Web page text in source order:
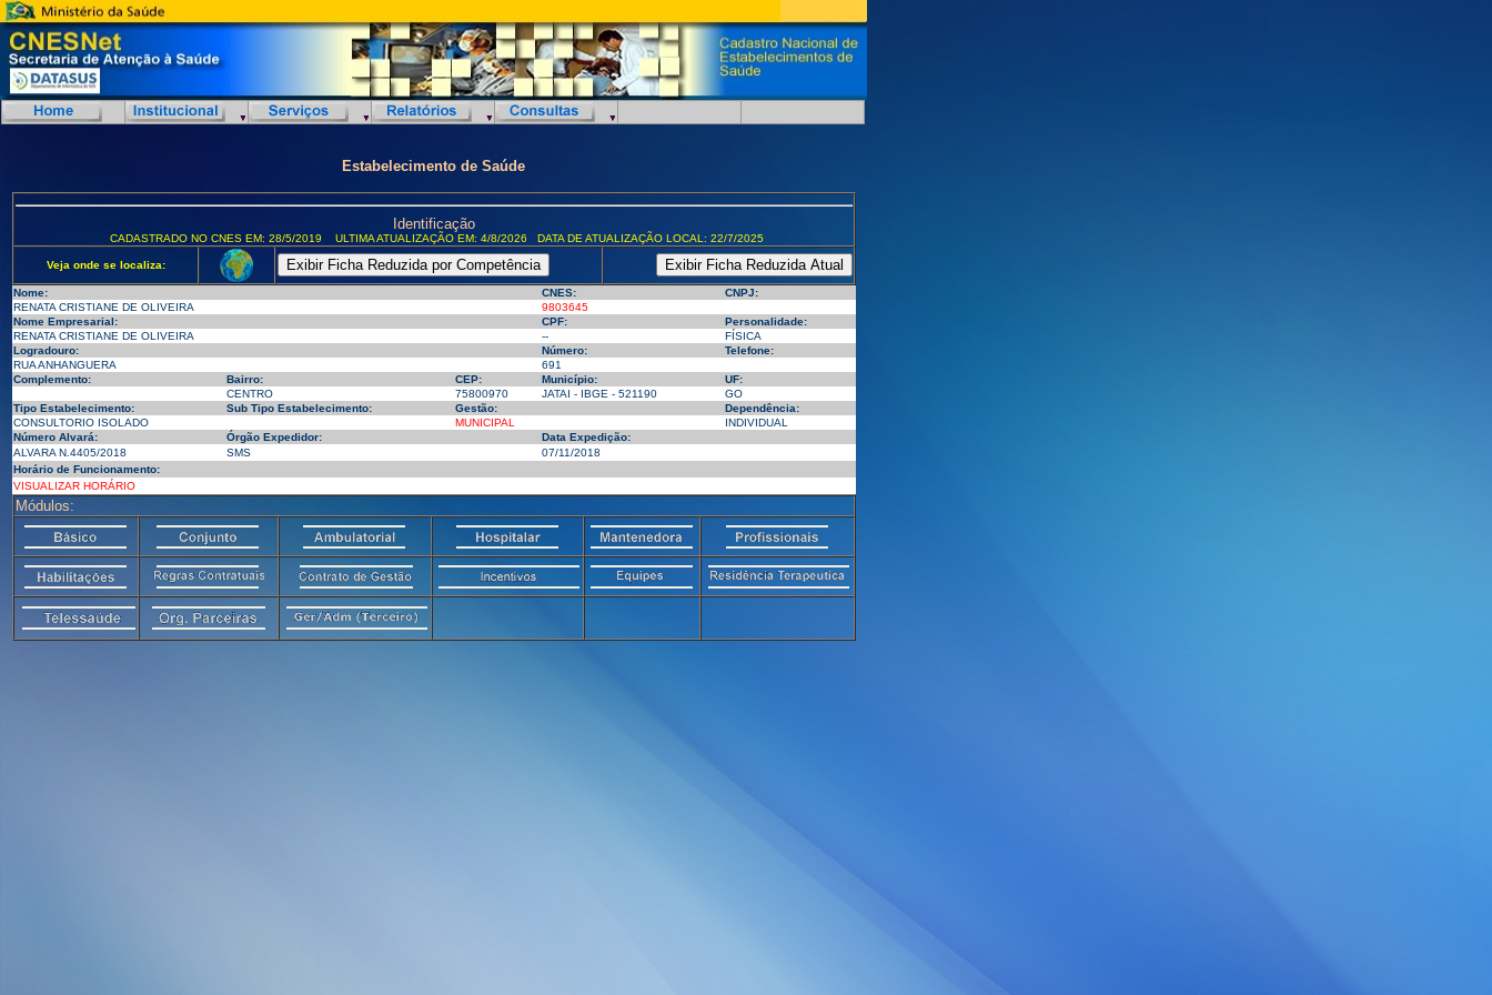
Estabelecimento de Saúde
Identificação
CADASTRADO NO CNES EM: 28/5/2019 ULTIMA ATUALIZAÇÃO EM: 4/8/2026 DATA DE ATUALIZAÇÃO LOCAL: 22/7/2025
Veja onde se localiza:
Nome: CNES:
CNPJ:
RENATA CRISTIANE DE OLIVEIRA
9803645
Nome Empresarial:
CPF:
Personalidade:
RENATA CRISTIANE DE OLIVEIRA
--
FÍSICA
Logradouro:
Número:
Telefone:
RUA ANHANGUERA
691
Complemento:
Bairro: CEP: Município:
UF:
CENTRO
75800970 JATAI - IBGE - 521190
GO
Tipo Estabelecimento:
Sub Tipo Estabelecimento: Gestão:
Dependência:
CONSULTORIO ISOLADO
MUNICIPAL
INDIVIDUAL
Número Alvará:
Órgão Expedidor:
Data Expedição:
ALVARA N.4405/2018
SMS
07/11/2018
Horário de Funcionamento:
VISUALIZAR HORÁRIO
Módulos: